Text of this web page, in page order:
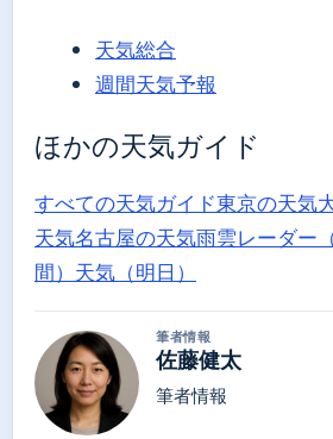
天気総合
週間天気予報
ほかの天気ガイド
すべての天気ガイド東京の天気
天気名古屋の天気雨雲レーダー
間） 天気（明日）
筆者情報
佐藤健太
筆者情報